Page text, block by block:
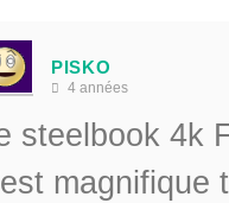
PISKO
4 années
steelbook 4k
magnifique